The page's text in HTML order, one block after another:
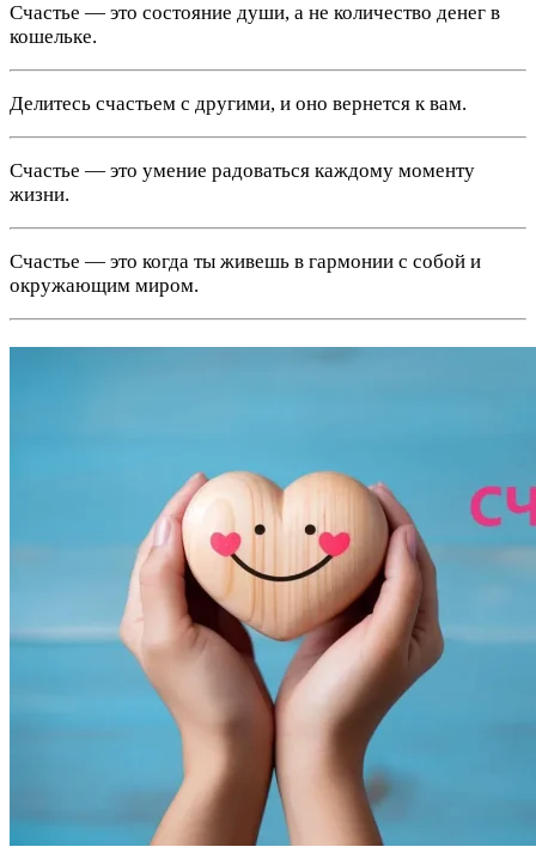
Счастье — это состояние души, а не количество денег в
кошельке.
Делитесь счастьем с другими, и оно вернется к вам.
Счастье — это умение радоваться каждому моменту
жизни.
Счастье — это когда ты живешь в гармонии с собой и
окружающим миром.